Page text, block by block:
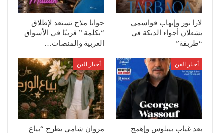
لارا نور وإيهاب قواسمي
يشعلان أجواء الدبكة في
“طربقة”
جوانا ملاح تستعد لإطلاق
“بكلمة ” قريبًا في الأسواق
العربية والمنصات…
أخبار الفن
بعد غياب بيبلوس وإهمج
أخبار الفن
مروان شامي يطرح “بياع